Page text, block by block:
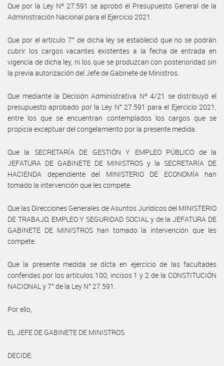
Que por la Ley Nº 27.591 se aprobó el Presupuesto General de la
Administración Nacional para el Ejercicio 2021.
Que por el artículo 7° de dicha ley se estableció que no se podrán
cubrir los cargos vacantes existentes a la fecha de entrada en
vigencia de dicha ley, ni los que se produzcan con posterioridad sin
la previa autorización del Jefe de Gabinete de Ministros.
Que mediante la Decisión Administrativa Nº 4/21 se distribuyó el
presupuesto aprobado por la Ley N° 27.591 para el Ejercicio 2021,
entre los que se encuentran contemplados los cargos que se
propicia exceptuar del congelamiento por la presente medida.
Que la SECRETARÍA DE GESTIÓN Y EMPLEO PÚBLICO de la
JEFATURA DE GABINETE DE MINISTROS y la SECRETARÍA DE
HACIENDA dependiente del MINISTERIO DE ECONOMÍA han
tomado la intervención que les compete.
Que las Direcciones Generales de Asuntos Jurídicos del MINISTERIO
DE TRABAJO, EMPLEO Y SEGURIDAD SOCIAL y de la JEFATURA DE
GABINETE DE MINISTROS han tomado la intervención que les
compete.
Que la presente medida se dicta en ejercicio de las facultades
conferidas por los artículos 100, incisos 1 y 2 de la CONSTITUCIÓN
NACIONAL y 7° de la Ley N° 27.591.
Por ello,
EL JEFE DE GABINETE DE MINISTROS
DECIDE: